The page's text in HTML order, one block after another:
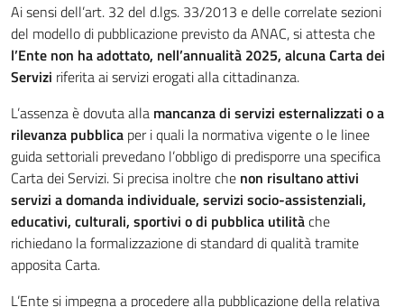
Ai sensi dell’art. 32 del d.lgs. 33/2013 e delle correlate sezioni
del modello di pubblicazione previsto da ANAC, si attesta che
l’Ente non ha adottato, nell’annualità 2025, alcuna Carta dei
Servizi riferita ai servizi erogati alla cittadinanza.
L’assenza è dovuta alla mancanza di servizi esternalizzati o a
rilevanza pubblica per i quali la normativa vigente o le linee
guida settoriali prevedano l’obbligo di predisporre una specifica
Carta dei Servizi. Si precisa inoltre che non risultano attivi
servizi a domanda individuale, servizi socio-assistenziali,
educativi, culturali, sportivi o di pubblica utilitàche
richiedano la formalizzazione di standard di qualità tramite
apposita Carta.
L’Ente si impegna a procedere alla pubblicazione della relativa